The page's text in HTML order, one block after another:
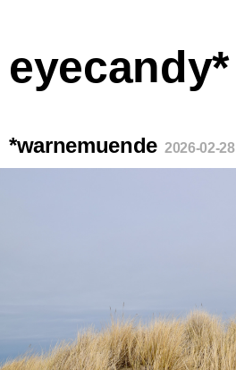
eyecandy*
*warnemuende 2026-02-28